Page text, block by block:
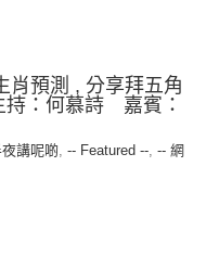
肖預測 , 分享拜五角
：何慕詩 嘉賓：
講呢啲, -- Featured --, -- 網